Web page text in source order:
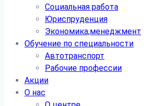
Социальная работа
Юриспруденция
Экономика,менеджмент
Обучение по специальности
Автотранспорт
Рабочие профессии
Акции
О нас